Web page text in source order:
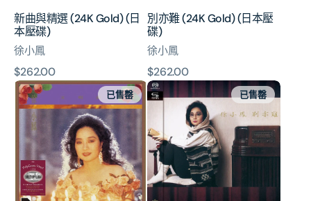
碟)
新曲與精選 (24K Gold) (日
本壓碟)
徐小鳳
原
價
$262.00
別亦難 (24K Gold) (日本壓
碟)
徐小鳳
原
價
$262.00
文
明
(ARS
Vinyl)
已售罄
別
亦
(SHM-
SACD)
(日
本
已售罄